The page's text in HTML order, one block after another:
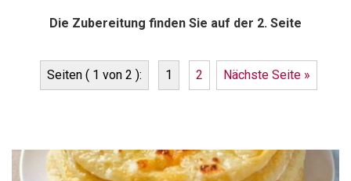
Die Zubereitung finden Sie auf der 2. Seite
Seiten ( 1 von 2 ): 1 2 Nächste Seite »